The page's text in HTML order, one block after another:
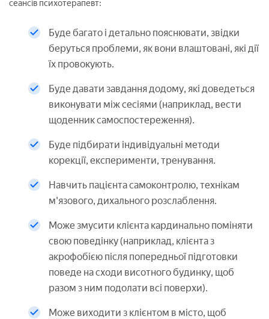
сеансів психотерапевт:
Буде багато і детально пояснювати, звідки
беруться проблеми, як вони влаштовані, які дії
їх провокують.
Буде давати завдання додому, які доведеться
виконувати між сесіями (наприклад, вести
щоденник самоспостереження).
Буде підбирати індивідуальні методи
корекції, експерименти, тренування.
Навчить пацієнта самоконтролю, технікам
м'язового, дихального розслаблення.
Може змусити клієнта кардинально поміняти
свою поведінку (наприклад, клієнта з
акрофобією після попередньої підготовки
поведе на сходи висотного будинку, щоб
разом з ним подолати всі поверхи).
Може виходити з клієнтом в місто, щоб